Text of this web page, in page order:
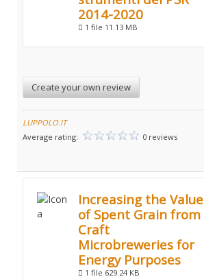
2014-2020
1 file 11.13 MB
Create your own review
LUPPOLO.IT
Average rating:
0 reviews
Increasing the Value
of Spent Grain from
Craft
Microbreweries for
Energy Purposes
1 file 629.24 KB